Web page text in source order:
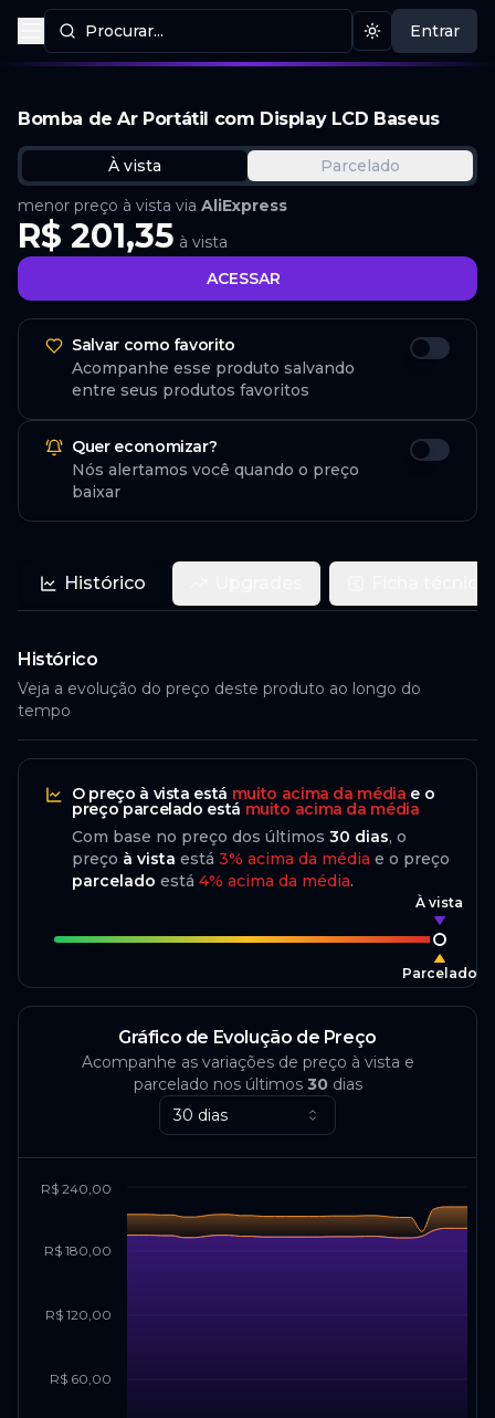
Procurar...
Procurar produtos Mudar tema
Entrar
Bomba de Ar Portátil com Display LCD Baseus
À vista
Parcelado
menor preço à vista via AliExpress
R$ 201,35 à vista
ACESSAR
Salvar como favorito
Acompanhe esse produto salvando
entre seus produtos favoritos
Quer economizar?
Nós alertamos você quando o preço
baixar
Histórico
Histórico
Veja a evolução do preço deste produto ao longo do
tempo
O preço à vista está muito acima da média e o
preço parcelado está muito acima da média
Com base no preço dos últimos 30 dias, o
preço à vista está 3% acima da média e o preço
parcelado está 4% acima da média.
À vista
Parcelado
Gráfico de Evolução de Preço
Acompanhe as variações de preço à vista e
parcelado nos últimos 30dias
30 dias
R$ 60,00
R$ 120,00
R$ 180,00
R$ 240,00